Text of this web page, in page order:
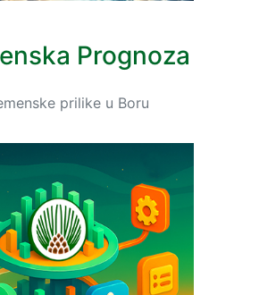
Prognoza
prilike u Boru